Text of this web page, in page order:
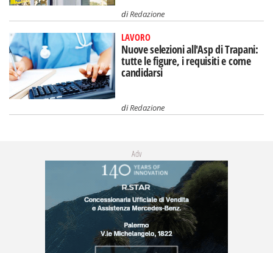
diRedazione
LAVORO
Nuove selezioni all'Asp di Trapani:
tutte le figure, i requisiti e come
candidarsi
diRedazione
Adv